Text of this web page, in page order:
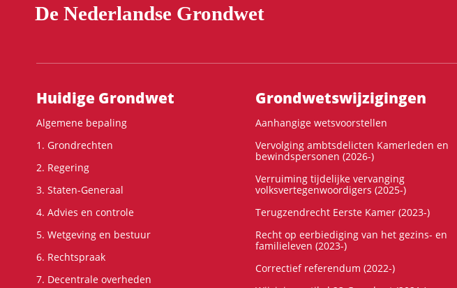
De Nederlandse Grondwet
Hoofdnavigatie
Huidige Grondwet
Algemene bepaling
1. Grondrechten
2. Regering
3. Staten-Generaal
4. Advies en controle
5. Wetgeving en bestuur
6. Rechtspraak
7. Decentrale overheden
Grondwets­wijzigingen
Aanhangige wetsvoorstellen
Vervolging ambtsdelicten Kamerleden en
bewindspersonen (2026-)
Verruiming tijdelijke vervanging
volksvertegenwoordigers (2025-)
Terugzendrecht Eerste Kamer (2023-)
Recht op eerbiediging van het gezins- en
familieleven (2023-)
Correctief referendum (2022-)